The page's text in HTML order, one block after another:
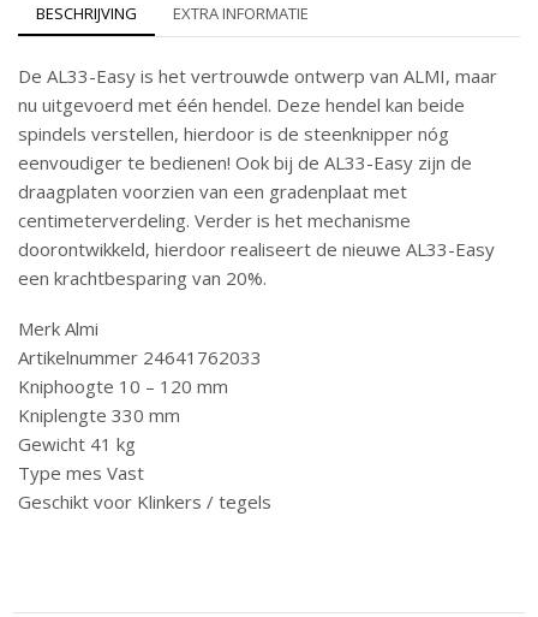
BESCHRIJVING EXTRA INFORMATIE
De AL33-Easy is het vertrouwde ontwerp van ALMI, maar
nu uitgevoerd met één hendel. Deze hendel kan beide
spindels verstellen, hierdoor is de steenknipper nóg
eenvoudiger te bedienen! Ook bij de AL33-Easy zijn de
draagplaten voorzien van een gradenplaat met
centimeterverdeling. Verder is het mechanisme
doorontwikkeld, hierdoor realiseert de nieuwe AL33-Easy
een krachtbesparing van 20%.
Merk Almi
Artikelnummer 24641762033
Kniphoogte 10 – 120 mm
Kniplengte 330 mm
Gewicht 41 kg
Type mes Vast
Geschikt voor Klinkers / tegels